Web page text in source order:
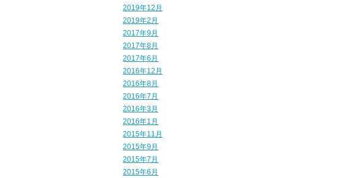
2019年12月
2019年2月
2017年9月
2017年8月
2017年6月
2016年12月
2016年8月
2016年7月
2016年3月
2016年1月
2015年11月
2015年9月
2015年7月
2015年6月